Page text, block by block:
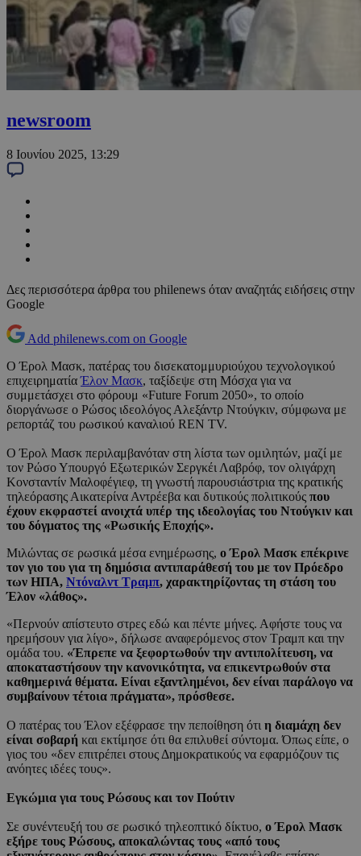
newsroom
8 Ιουνίου 2025, 13:29
Δες περισσότερα άρθρα του philenews όταν αναζητάς ειδήσεις στην
Google
Add philenews.com on Google
Ο Έρολ Μασκ, πατέρας του δισεκατομμυριούχου τεχνολογικού
επιχειρηματίαΈλον Μασκ, ταξίδεψε στη Μόσχα για να
συμμετάσχει στο φόρουμ «Future Forum 2050», το οποίο
διοργάνωσε ο Ρώσος ιδεολόγος Αλεξάντρ Ντούγκιν, σύμφωνα με
ρεπορτάζ του ρωσικού καναλιού REN TV.
Ο Έρολ Μασκ περιλαμβανόταν στη λίστα των ομιλητών, μαζί με
τον Ρώσο Υπουργό Εξωτερικών Σεργκέι Λαβρόφ, τον ολιγάρχη
Κονσταντίν Μαλοφέγιεφ, τη γνωστή παρουσιάστρια της κρατικής
τηλεόρασης Αικατερίνα Αντρέεβα και δυτικούς πολιτικούς που
έχουν εκφραστεί ανοιχτά υπέρ της ιδεολογίας του Ντούγκιν και
του δόγματος της «Ρωσικής Εποχής».
Μιλώντας σε ρωσικά μέσα ενημέρωσης, ο Έρολ Μασκ επέκρινε
τον γιο του για τη δημόσια αντιπαράθεσή του με τον Πρόεδρο
των ΗΠΑ, Ντόναλντ Τραμπ, χαρακτηρίζοντας τη στάση του
Έλον «λάθος».
«Περνούν απίστευτο στρες εδώ και πέντε μήνες. Αφήστε τους να
ηρεμήσουν για λίγο», δήλωσε αναφερόμενος στον Τραμπ και την
ομάδα του. «Έπρεπε να ξεφορτωθούν την αντιπολίτευση, να
αποκαταστήσουν την κανονικότητα, να επικεντρωθούν στα
καθημερινά θέματα. Είναι εξαντλημένοι, δεν είναι παράλογο να
συμβαίνουν τέτοια πράγματα», πρόσθεσε.
Ο πατέρας του Έλον εξέφρασε την πεποίθηση ότι η διαμάχη δεν
είναι σοβαρή και εκτίμησε ότι θα επιλυθεί σύντομα. Όπως είπε, ο
γιος του «δεν επιτρέπει στους Δημοκρατικούς να εφαρμόζουν τις
ανόητες ιδέες τους».
Εγκώμια για τους Ρώσους και τον Πούτιν
Σε συνέντευξή του σε ρωσικό τηλεοπτικό δίκτυο, ο Έρολ Μασκ
εξήρε τους Ρώσους, αποκαλώντας τους «από τους